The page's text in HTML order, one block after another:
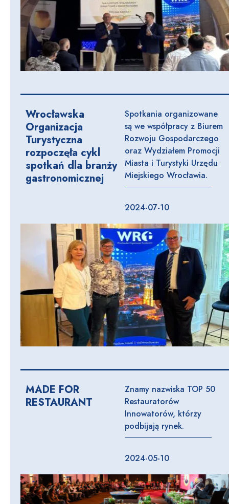
Wrocławska
Organizacja
Turystyczna
rozpoczęła cykl
spotkań dla branży
gastronomicznej
Spotkania organizowane
są we współpracy z Biurem
Rozwoju Gospodarczego
oraz Wydziałem Promocji
Miasta i Turystyki Urzędu
Miejskiego Wrocławia.
2024-07-10
MADE FOR
RESTAURANT
Znamy nazwiska TOP 50
Restauratorów
Innowatorów, którzy
podbijają rynek.
2024-05-10